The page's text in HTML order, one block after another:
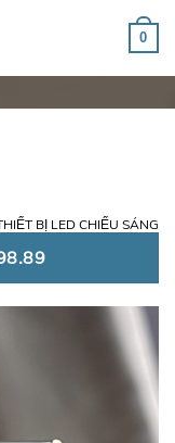
0
BỊ LED CHIẾU SÁNG